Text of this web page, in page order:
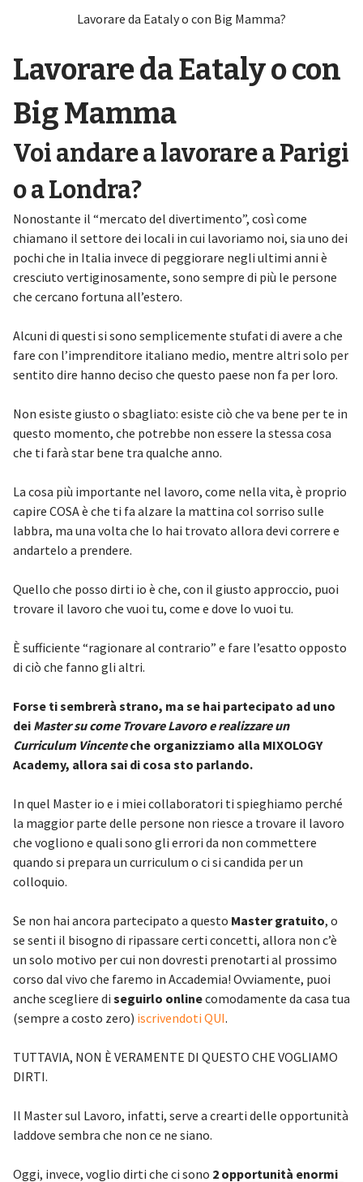
Lavorare da Eataly o con Big Mamma?
Lavorare da Eataly o con
Big Mamma
Voi andare a lavorare a Parigi
o a Londra?
Nonostante il “mercato del divertimento”, così come
chiamano il settore dei locali in cui lavoriamo noi, sia uno dei
pochi che in Italia invece di peggiorare negli ultimi anni è
cresciuto vertiginosamente, sono sempre di più le persone
che cercano fortuna all’estero.
Alcuni di questi si sono semplicemente stufati di avere a che
fare con l’imprenditore italiano medio, mentre altri solo per
sentito dire hanno deciso che questo paese non fa per loro.
Non esiste giusto o sbagliato: esiste ciò che va bene per te in
questo momento, che potrebbe non essere la stessa cosa
che ti farà star bene tra qualche anno.
La cosa più importante nel lavoro, come nella vita, è proprio
capire COSA è che ti fa alzare la mattina col sorriso sulle
labbra, ma una volta che lo hai trovato allora devi correre e
andartelo a prendere.
Quello che posso dirti io è che, con il giusto approccio, puoi
trovare il lavoro che vuoi tu, come e dove lo vuoi tu.
È sufficiente “ragionare al contrario” e fare l’esatto opposto
di ciò che fanno gli altri.
Forse ti sembrerà strano, ma se hai partecipato ad uno
dei Master su come Trovare Lavoro e realizzare un
Curriculum Vincenteche organizziamo alla MIXOLOGY
Academy, allora sai di cosa sto parlando.
In quel Master io e i miei collaboratori ti spieghiamo perché
la maggior parte delle persone non riesce a trovare il lavoro
che vogliono e quali sono gli errori da non commettere
quando si prepara un curriculum o ci si candida per un
colloquio.
Se non hai ancora partecipato a questo Master gratuito, o
se senti il bisogno di ripassare certi concetti, allora non c’è
un solo motivo per cui non dovresti prenotarti al prossimo
corso dal vivo che faremo in Accademia! Ovviamente, puoi
anche scegliere di seguirlo onlinecomodamente da casa tua
(sempre a costo zero) iscrivendoti QUI.
TUTTAVIA, NON È VERAMENTE DI QUESTO CHE VOGLIAMO
DIRTI.
Il Master sul Lavoro, infatti, serve a crearti delle opportunità
laddove sembra che non ce ne siano.
Oggi, invece, voglio dirti che ci sono 2 opportunità enormi